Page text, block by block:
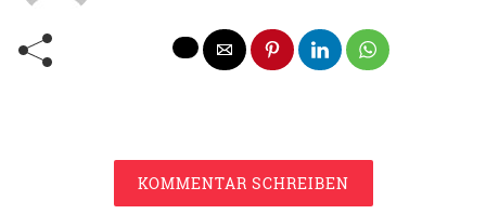
KOMMENTAR SCHREIBEN